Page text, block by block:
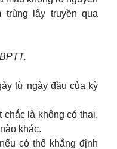
trùng lây truyền qua
từ ngày đầu của kỳ
là không có thai.
khác.
có thể khẳng định